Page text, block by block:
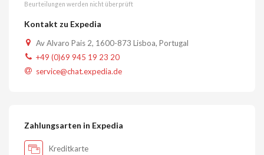
Beurteilungen werden nicht überprüft
Kontakt zu Expedia
Av Alvaro Pais 2, 1600-873 Lisboa, Portugal
+49 (0)69 945 19 23 20
service@chat.expedia.de
Zahlungsarten in Expedia
Kreditkarte